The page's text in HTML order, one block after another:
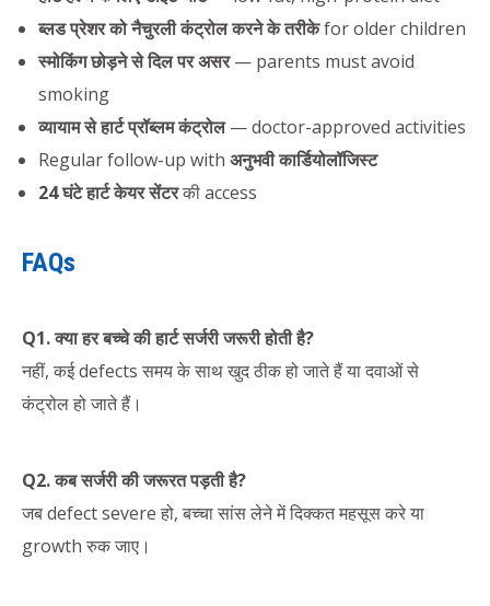
ब्लड प्रेशर को नैचुरली कंट्रोल करने के तरीकेfor older children
स्मोकिंग छोड़ने से दिल पर असर— parents must avoid
smoking
व्यायाम से हार्ट प्रॉब्लम कंट्रोल— doctor-approved activities
Regular follow-up with अनुभवी कार्डियोलॉजिस्ट
24 घंटे हार्ट केयर सेंटरकी access
FAQs
Q1. क्या हर बच्चे की हार्ट सर्जरी जरूरी होती है?
नहीं, कई defects समय के साथ खुद ठीक हो जाते हैं या दवाओं से
कंट्रोल हो जाते हैं।
Q2. कब सर्जरी की जरूरत पड़ती है?
जब defect severe हो, बच्चा सांस लेने में दिक्कत महसूस करे या
growth रुक जाए।